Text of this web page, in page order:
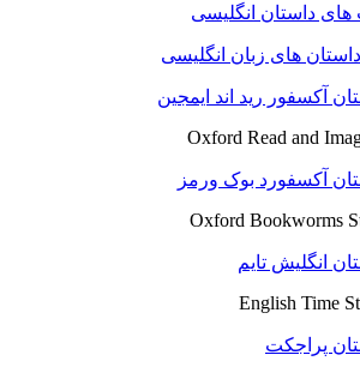
های داستان انگلیسی
های زبان انگلیسی
آکسفور رید اند ایمجین
Oxford Read and
آکسفورد بوک ورمز
Oxford Bookworms
انگلیش تایم
English Time
پراجکت